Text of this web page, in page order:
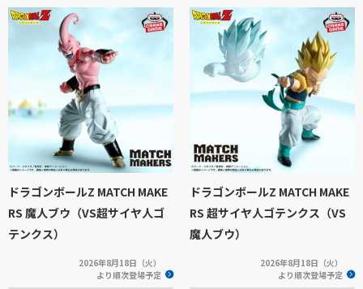
ドラゴンボールZ MATCH MAKE
RS 魔人ブウ（VS超サイヤ人ゴ
テンクス）
2026年8月18日（火）
より順次登場予定
ドラゴンボールZ MATCH MAKE
RS 超サイヤ人ゴテンクス（VS
魔人ブウ）
2026年8月18日（火）
より順次登場予定